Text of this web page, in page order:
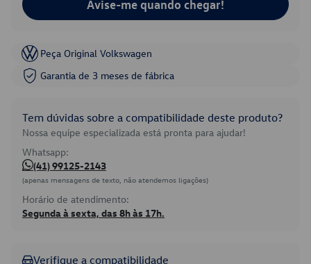
Avise-me quando chegar!
Peça Original Volkswagen
Garantia de 3 meses de fábrica
Tem dúvidas sobre a compatibilidade deste produto?
Nossa equipe especializada está pronta para ajudar!
Whatsapp:
(41) 99125-2143
(apenas mensagens de texto, não atendemos ligações)
Horário de atendimento:
Segunda à sexta, das 8h às 17h.
Verifique a compatibilidade